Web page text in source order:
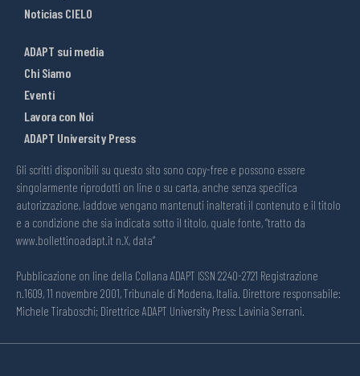
Noticias CIELO
ADAPT sui media
Chi Siamo
Eventi
Lavora con Noi
ADAPT University Press
Gli scritti disponibili su questo sito sono copy-free e possono essere
singolarmente riprodotti on line o su carta, anche senza specifica
autorizzazione, laddove vengano mantenuti inalterati il contenuto e il titolo
e a condizione che sia indicata sotto il titolo, quale fonte, “tratto da
www.bollettinoadapt.it n.X, data“
Pubblicazione on line della Collana ADAPT ISSN 2240-2721 Registrazione
n.1609, 11 novembre 2001, Tribunale di Modena, Italia. Direttore responsabile:
Michele Tiraboschi; Direttrice ADAPT University Press: Lavinia Serrani.